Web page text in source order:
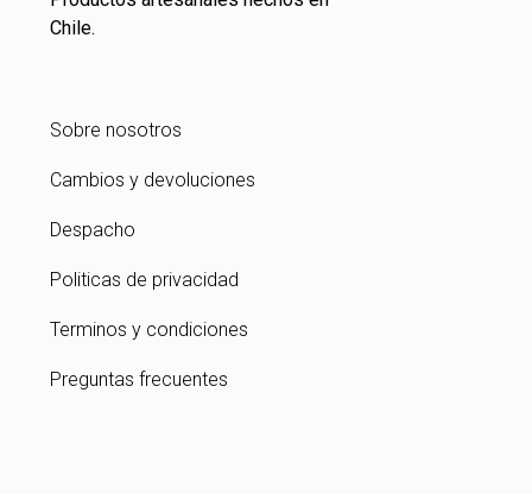
Chile.
Sobre nosotros
Cambios y devoluciones
Despacho
Politicas de privacidad
Terminos y condiciones
Preguntas frecuentes